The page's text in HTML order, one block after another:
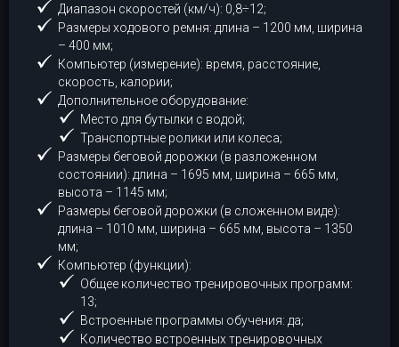
Диапазон скоростей (км/ч): 0,8÷12;
Размеры ходового ремня: длина – 1200 мм, ширина
– 400 мм;
Компьютер (измерение): время, расстояние,
скорость, калории;
Дополнительное оборудование:
Место для бутылки с водой;
Транспортные ролики или колеса;
Размеры беговой дорожки (в разложенном
состоянии): длина – 1695 мм, ширина – 665 мм,
высота – 1145 мм;
Размеры беговой дорожки (в сложенном виде):
длина – 1010 мм, ширина – 665 мм, высота – 1350
мм;
Компьютер (функции):
Общее количество тренировочных программ:
13;
Встроенные программы обучения: да;
Количество встроенных тренировочных